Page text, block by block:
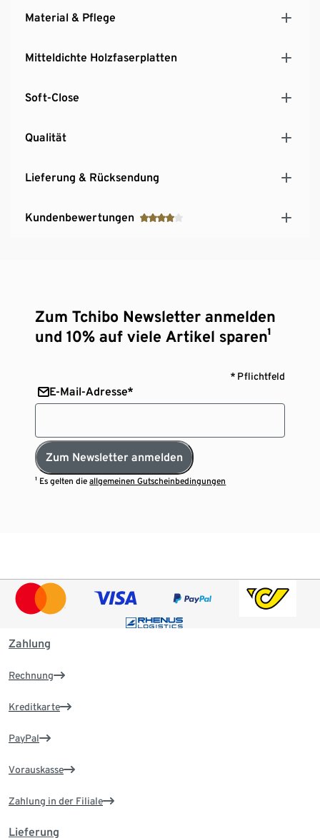
Material & Pflege
Mitteldichte Holzfaserplatten
Soft-Close
Qualität
Lieferung & Rücksendung
Kundenbewertungen
Zum Tchibo Newsletter anmelden
und 10% auf viele Artikel sparen¹
* Pflichtfeld
E-Mail-Adresse*
Zum Newsletter anmelden
¹ Es gelten dieallgemeinen Gutscheinbedingungen
Zahlung
Rechnung
Kreditkarte
PayPal
Vorauskasse
Zahlung in der Filiale
Lieferung